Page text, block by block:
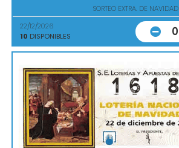
SORTEO EXTRA. DE NAVIDAD
22/12/2026
10 DISPONIBLES 0